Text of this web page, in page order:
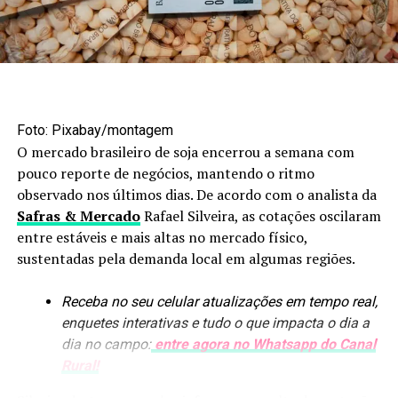
Mais Milho no YouTube
Clique aqui, entre em nosso canal no WhatsApp
O post ‘O produtor rural está retraído’, afirmam
lideranças do agro sobre insegurança vivida no campo
apareceu primeiro em Canal Rural Mato Grosso.
RELATED TOPICS:
UP NEXT
pragas quarentenárias na soja
DON'T MISS
Terra Indígena Marãiwatsédé recebe mini colheitadeira
para safra de arroz em Mato Grosso
processamento
Os biocombustíveis estão entre os segmentos que mais
avançaram nesse processo. Em nove anos, a produção de
etanol passou de 1,6 bilhão para uma previsão de
bilhões de litros
. A arrecadação de ICMS do setor
também aumentou, de R$ 300 milhões para mais de R$ 4
bilhões.
O crescimento das usinas trouxe novos produtos para
dentro da cadeia, como óleo de milho e DDG, utilizado
Foto: Pixabay/montagem
O mercado brasileiro de soja encerrou a semana com
pouco reporte de negócios, mantendo o ritmo
observado nos últimos dias. De acordo com o analista da
Safras & MercadoRafael Silveira, as cotações oscilaram
entre estáveis e mais altas no mercado físico,
sustentadas pela demanda local em algumas regiões.
Receba no seu celular atualizações em tempo real,
enquetes interativas e tudo o que impacta o dia a
dia no campo: entre agora no Whatsapp do Canal
Rural!